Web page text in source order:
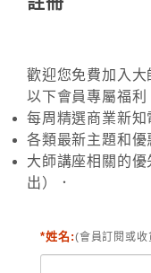
歡迎您免費加入
以下會員專屬福利
每周精選商業新知
各類最新主題和優
大師講座相關的
出）．
*姓名:(會員訂閱或收